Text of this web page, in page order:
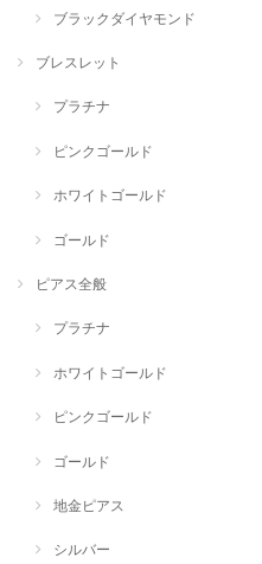
ブラックダイヤモンド
ブレスレット
プラチナ
ピンクゴールド
ホワイトゴールド
ゴールド
ピアス全般
プラチナ
ホワイトゴールド
ピンクゴールド
ゴールド
地金ピアス
シルバー